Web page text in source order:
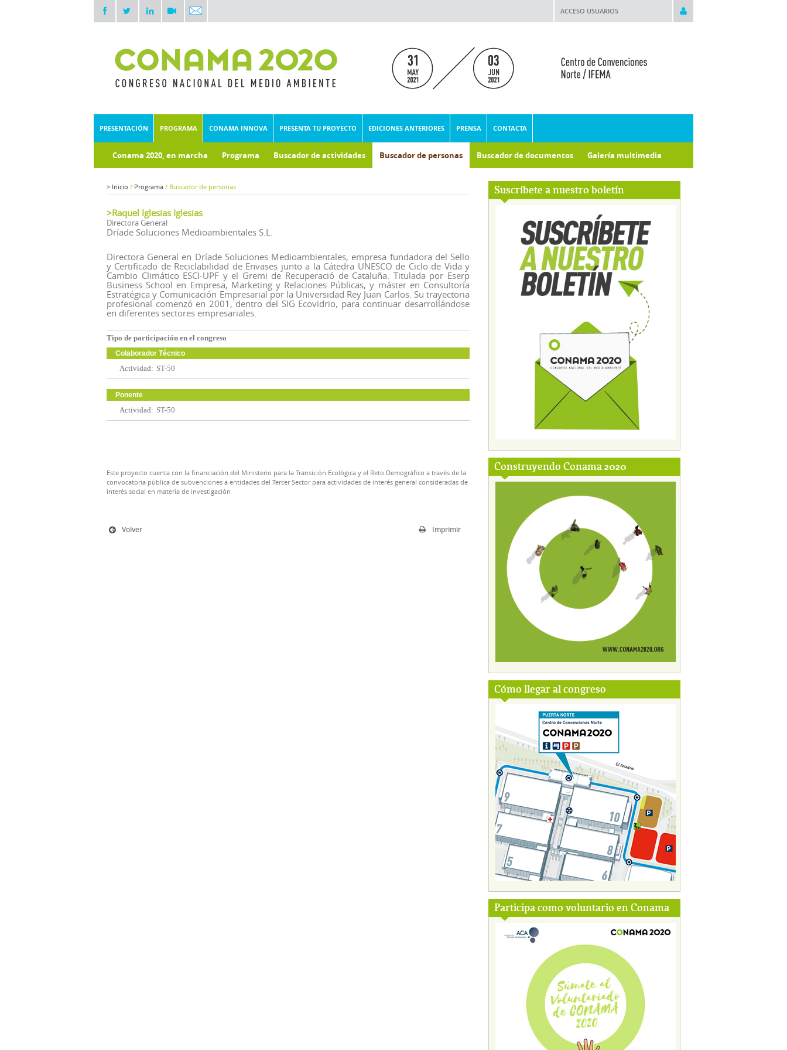
ACCESO USUARIOS
PRESENTACIÓN PROGRAMA CONAMA INNOVA PRESENTA TU PROYECTO EDICIONES ANTERIORES PRENSA CONTACTA
Conama 2020, en marcha Programa Buscador de actividades Buscador de personas Buscador de documentos Galería multimedia
Suscríbete a nuestro boletín
Construyendo Conama 2020
Cómo llegar al congreso
Participa como voluntario en Conama
> Inicio / Programa / Buscador de personas
>Raquel Iglesias Iglesias
Directora General
Dríade Soluciones Medioambientales S.L.
Directora General en Dríade Soluciones Medioambientales, empresa fundadora del Sello
y Certificado de Reciclabilidad de Envases junto a la Cátedra UNESCO de Ciclo de Vida y
Cambio Climático ESCI-UPF y el Gremi de Recuperació de Cataluña. Titulada por Eserp
Business School en Empresa, Marketing y Relaciones Públicas, y máster en Consultoría
Estratégica y Comunicación Empresarial por la Universidad Rey Juan Carlos. Su trayectoria
profesional comenzó en 2001, dentro del SIG Ecovidrio, para continuar desarrollándose
en diferentes sectores empresariales.
Tipo de participación en el congreso
Colaborador Técnico
Actividad: ST-50
Ponente
Actividad: ST-50
Este proyecto cuenta con la financiación del Ministerio para la Transición Ecológica y el Reto Demográfico a través de la
convocatoria pública de subvenciones a entidades del Tercer Sector para actividades de interés general consideradas de
interés social en materia de investigación
Imprimir
Volver